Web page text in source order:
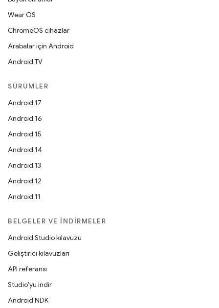
Wear OS
ChromeOS cihazlar
Arabalar için Android
Android TV
SÜRÜMLER
Android 17
Android 16
Android 15
Android 14
Android 13
Android 12
Android 11
BELGELER VE İNDIRMELER
Android Studio kılavuzu
Geliştirici kılavuzları
API referansı
Studio'yu indir
Android NDK